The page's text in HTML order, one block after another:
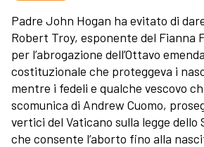
Padre John Hogan ha evitato di
Robert Troy, esponente del Fianna
per l’abrogazione dell’Ottavo
costituzionale che proteggeva i
mentre i fedeli e qualche vescovo
scomunica di Andrew Cuomo,
vertici del Vaticano sulla legge dello
che consente l’aborto fino alla